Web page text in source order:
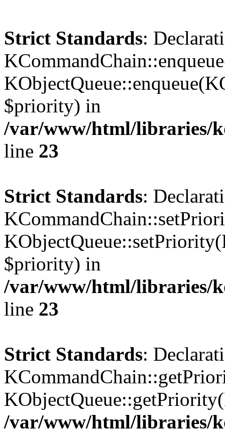
Strict Standards:
$priority) in
/var/www/html/libraries/
line 23
Strict Standards:
$priority) in
/var/www/html/libraries/
line 23
Strict Standards:
/var/www/html/libraries/